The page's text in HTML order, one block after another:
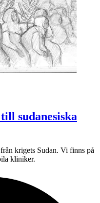
sudanesiska
krigets Sudan. Vi finns på
kliniker.